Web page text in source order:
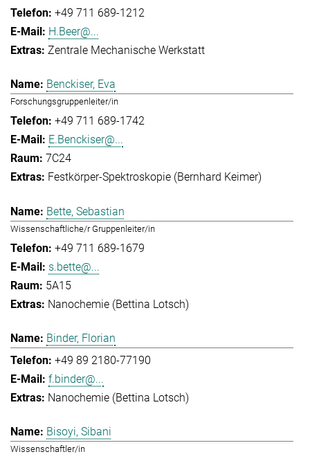
+49 711 689-1212
H.Beer@...
Zentrale Mechanische Werkstatt
Benckiser, Eva
Forschungsgruppenleiter/in
+49 711 689-1742
E.Benckiser@...
7C24
Festkörper-Spektroskopie (Bernhard Keimer)
Bette, Sebastian
Wissenschaftliche/r Gruppenleiter/in
+49 711 689-1679
s.bette@...
5A15
Nanochemie (Bettina Lotsch)
Binder, Florian
+49 89 2180-77190
f.binder@...
Nanochemie (Bettina Lotsch)
Bisoyi, Sibani
Wissenschaftler/in